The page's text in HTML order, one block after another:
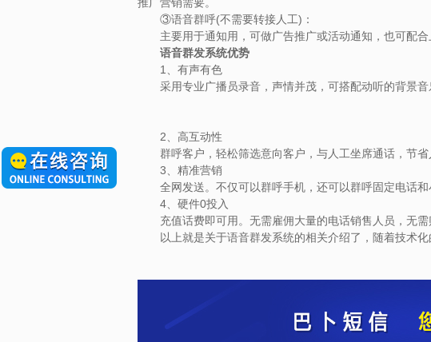
③语音群呼(不需要转接人工)：
主要用于通知用，可做广告推广或活动通知，也可配合
语音群发系统优势
1、有声有色
采用专业广播员录音，声情并茂，可搭配动听的背景音
2、高互动性
群呼客户，轻松筛选意向客户，与人工坐席通话，节省
3、精准营销
全网发送。不仅可以群呼手机，还可以群呼固定电话和
4、硬件0投入
充值话费即可用。无需雇佣大量的电话销售人员，无需
以上就是关于语音群发系统的相关介绍了，随着技术化